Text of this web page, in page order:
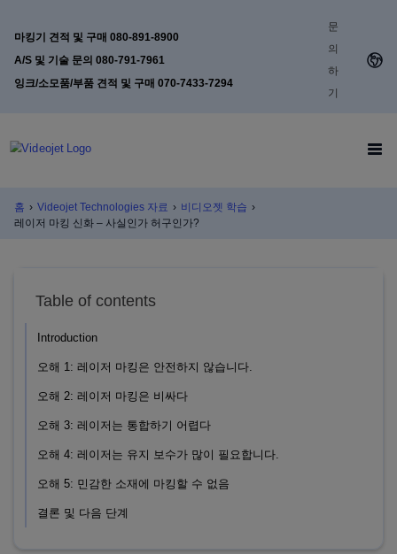
마킹기 견적 및 구매 080-891-8900
A/S 및 기술 문의 080-791-7961
잉크/소모품/부품 견적 및 구매 070-7433-7294
문
의
하
기
홈 › Videojet Technologies 자료 › 비디오젯 학습 ›
레이저 마킹 신화 – 사실인가 허구인가?
Table of contents
Introduction
오해 1: 레이저 마킹은 안전하지 않습니다.
오해 2: 레이저 마킹은 비싸다
오해 3: 레이저는 통합하기 어렵다
오해 4: 레이저는 유지 보수가 많이 필요합니다.
오해 5: 민감한 소재에 마킹할 수 없음
결론 및 다음 단계